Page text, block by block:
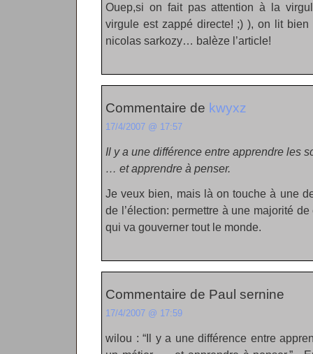
Ouep,si on fait pas attention à la
virgule est zappé directe! ;) ), on lit
nicolas sarkozy… balèze l’article!
Commentaire de kwyxz
17/4/2007 @ 17:57
Il y a une différence entre apprendre les
… et apprendre à penser.
Je veux bien, mais là on touche à une
de l’élection: permettre à une majorité
qui va gouverner tout le monde.
Commentaire de Paul sernine
17/4/2007 @ 17:59
wilou : “Il y a une différence entre